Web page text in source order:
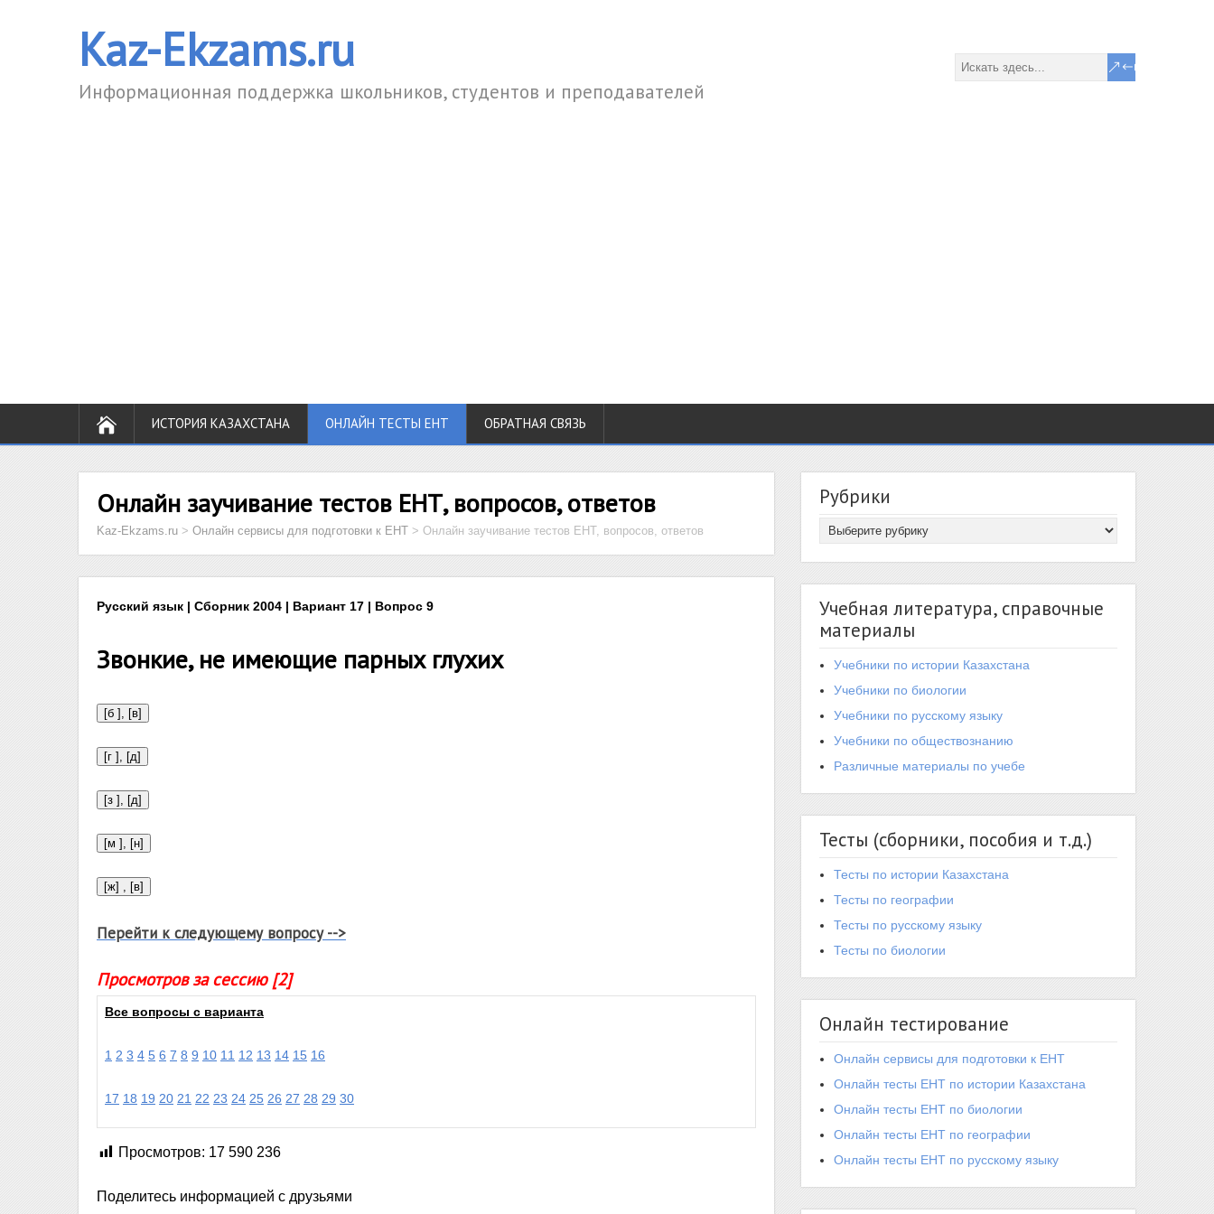
Kaz-Ekzams.ru
Информационная поддержка школьников, студентов и преподавателей
ИСТОРИЯ КАЗАХСТАНА ОНЛАЙН ТЕСТЫ ЕНТ ОБРАТНАЯ СВЯЗЬ
Онлайн заучивание тестов ЕНТ, вопросов, ответов
Kaz-Ekzams.ru > Онлайн сервисы для подготовки к ЕНТ > Онлайн заучивание тестов ЕНТ, вопросов, ответов
Русский язык | Сборник 2004 | Вариант 17 | Вопрос 9
Звонкие, не имеющие парных глухих
Перейти к следующему вопросу -->
Просмотров за сессию [2]
Все вопросы с варианта
1 2 3 4 5 6 7 8 9 10 11 12 13 14 15 16
17 18 19 20 21 22 23 24 25 26 27 28 29 30
Просмотров: 17 590 236
Поделитесь информацией с друзьями
Рубрики
Учебная литература, справочные
материалы
Учебники по истории Казахстана
Учебники по биологии
Учебники по русскому языку
Учебники по обществознанию
Различные материалы по учебе
Тесты (сборники, пособия и т.д.)
Тесты по истории Казахстана
Тесты по географии
Тесты по русскому языку
Тесты по биологии
Онлайн тестирование
Онлайн сервисы для подготовки к ЕНТ
Онлайн тесты ЕНТ по истории Казахстана
Онлайн тесты ЕНТ по биологии
Онлайн тесты ЕНТ по географии
Онлайн тесты ЕНТ по русскому языку